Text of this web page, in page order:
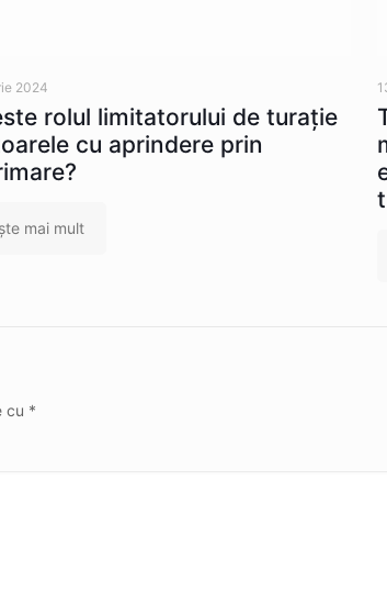
2024
rolul limitatorului de turație
cu aprindere prin
mai mult
cu *